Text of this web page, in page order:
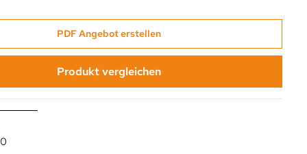
PDF Angebot erstellen
Produkt vergleichen